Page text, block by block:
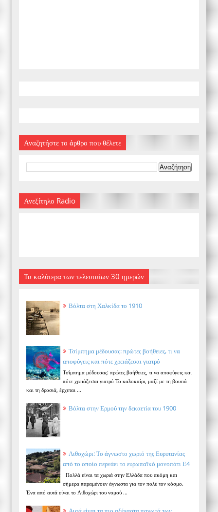
Αναζητήστε το άρθρο που θέλετε
Ανεξίτηλο Radio
Τα καλύτερα των τελευταίων 30 ημερών
Βόλτα στη Χαλκίδα το 1910
Τσίμπημα μέδουσας: πρώτες βοήθειες, τι να
αποφύγεις και πότε χρειάζεσαι γιατρό
Τσίμπημα μέδουσας: πρώτες βοήθειες, τι να αποφύγεις και
πότε χρειάζεσαι γιατρό Το καλοκαίρι, μαζί με τη βουτιά
και τη δροσιά, έρχεται ...
Βόλτα στην Ερμού την δεκαετία του 1900
Λιθοχώρι: Το άγνωστο χωριό της Ευρυτανίας
από το οποίο περνάει το ευρωπαϊκό μονοπάτι Ε4
Πολλά είναι τα χωριά στην Ελλάδα που ακόμη και
σήμερα παραμένουν άγνωστα για τον πολύ τον κόσμο.
Ένα από αυτά είναι το Λιθοχώρι του νομού ...